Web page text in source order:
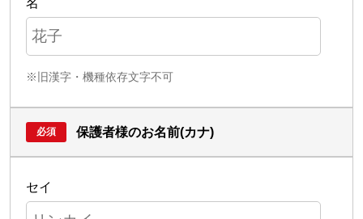
名
※旧漢字・機種依存文字不可
保護者様のお名前(カナ)
セイ